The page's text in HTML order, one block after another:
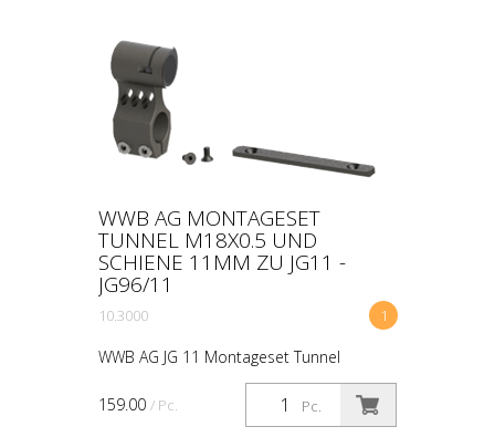
WWB AG MONTAGESET
TUNNEL M18X0.5 UND
SCHIENE 11MM ZU JG11 -
JG96/11
1
10.3000
WWB AG JG 11 Montageset Tunnel
M18x0.5 und Schiene 11mm zu JG11 und
JG96/11 JG 11 Montageset Zur Montage
eines Diopters auf das JG 11. Der
Pc.
159.00 / Pc.